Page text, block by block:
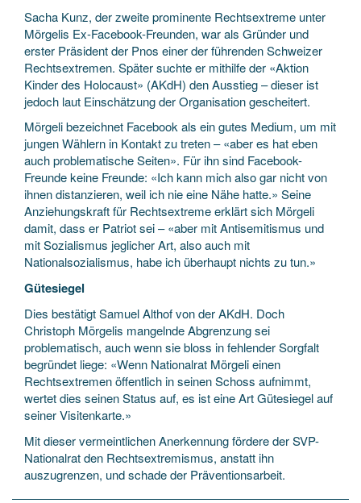
Sacha Kunz, der zweite prominente Rechtsextreme unter
Mörgelis Ex-Facebook-Freunden, war als Gründer und
erster Präsident der Pnos einer der führenden Schweizer
Rechtsextremen. Später suchte er mithilfe der «Aktion
Kinder des Holocaust» (AKdH) den Ausstieg – dieser ist
jedoch laut Einschätzung der Organisation gescheitert.
Mörgeli bezeichnet Facebook als ein gutes Medium, um mit
jungen Wählern in Kontakt zu treten – «aber es hat eben
auch problematische Seiten». Für ihn sind Facebook-
Freunde keine Freunde: «Ich kann mich also gar nicht von
ihnen distanzieren, weil ich nie eine Nähe hatte.» Seine
Anziehungskraft für Rechtsextreme erklärt sich Mörgeli
damit, dass er Patriot sei – «aber mit Antisemitismus und
mit Sozialismus jeglicher Art, also auch mit
Nationalsozialismus, habe ich überhaupt nichts zu tun.»
Gütesiegel
Dies bestätigt Samuel Althof von der AKdH. Doch
Christoph Mörgelis mangelnde Abgrenzung sei
problematisch, auch wenn sie bloss in fehlender Sorgfalt
begründet liege: «Wenn Nationalrat Mörgeli einen
Rechtsextremen öffentlich in seinen Schoss aufnimmt,
wertet dies seinen Status auf, es ist eine Art Gütesiegel auf
seiner Visitenkarte.»
Mit dieser vermeintlichen Anerkennung fördere der SVP-
Nationalrat den Rechtsextremismus, anstatt ihn
auszugrenzen, und schade der Präventionsarbeit.